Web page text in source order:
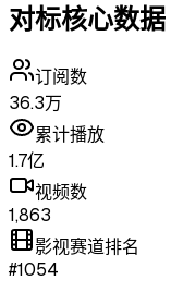
对标核心数据
订阅数
36.3万
累计播放
1.7亿
视频数
1,863
影视赛道排名
#1054